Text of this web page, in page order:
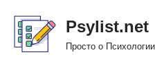
Перейти
Psylist.net
Просто о Психологии